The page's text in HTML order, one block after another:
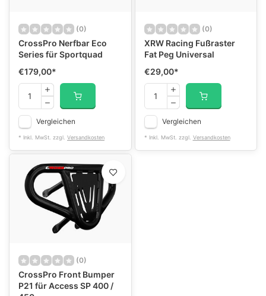
(0)
CrossPro Nerfbar Eco
Series für Sportquad
€179,00*
Vergleichen
* Inkl. MwSt. zzgl. Versandkosten
(0)
XRW Racing Fußraster
Fat Peg Universal
€29,00*
Vergleichen
* Inkl. MwSt. zzgl. Versandkosten
(0)
CrossPro Front Bumper
P21 für Access SP 400 /